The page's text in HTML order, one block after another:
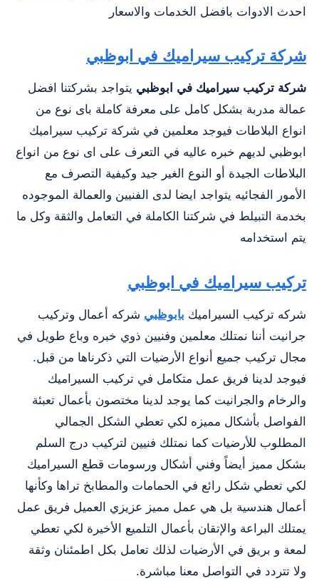
احدث الادوات بافضل الخدمات والاسعار
شركة تركيب سيراميك في ابوظبي
شركة تركيب سيراميك في ابوظبي يتواجد بشركتنا افضل
عمالة مدربة بشكل كامل على معرفة كاملة باى نوع من
انواع البلاطات فيوجد معلمين في شركة تركيب سيراميك
ابوظبي لديهم خبره عاليه في التعرف على اى نوع من انواع
البلاطات الجيدة أو النوع الغير جيد وكيفية التصرف مع
الأمور الفجائيه يتواجد ايضا لدى الفنيين والعمالة الموجوده
بخدمة التبيلط في شركتنا الكاملة في التعامل والثقة وكل ما
يتم استخدامه
تركيب سيراميك في ابوظبي
شركه تركيب السيراميك بابوظبي شركه أعمال وتركيب
جرانيت أننا نمتلك معلمين وفنيين ذوي خبره وباع طويل في
مجال تركيب جميع أنواع الأرضيات التي ذكرناها من قبل.
فيوجد لدينا فريق عمل متكامل في تركيب السيراميك
والرخام والجرانيت كما يوجد لدينا مختصون بأعمال تعبئة
الفواصل بأشكال مميزه لكي تعطي الشكل الجمالي
المطلوب للأرضيات كما نمتلك فنيين لتركيب درج السلم
بشكل مميز أيضاً وفني أشكال ورسومات قطع السيراميك
لكي تعطي شكل رائع في الحمامات والمطابخ تراها وكأنها
أعمال هندسية بل هي عمل مميز عزيزي العميل فريق عمل
يمتلك البراعة والإتقان بأعمال التلميع الأخيرة لكي تعطي
لمعة و بريق في الأرضيات لذلك تعامل بكل اطمئنان وثقة
ولا تتردد في التواصل معنا مباشرة.